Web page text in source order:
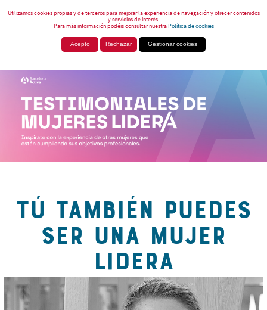
Utilizamos cookies propias y de terceros para mejorar la experiencia de navegación y ofrecer contenidos
y servicios de interés.
Para más información podéis consultar nuestraPolítica de cookies
Acepto Rechazar Gestionar cookies
TÚ TAMBIÉN PUEDES
SER UNA MUJER
LIDERA